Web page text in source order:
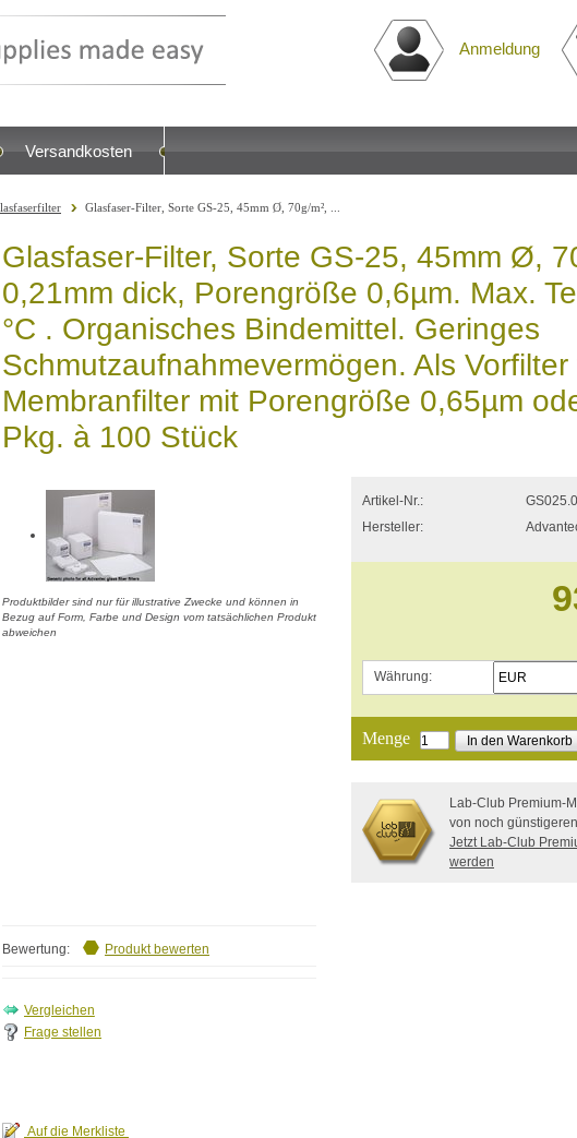
Anmeldung
Versandkosten
Glasfaser-Filter, Sorte GS-25, 45mm Ø, 70g/m², ...
Glasfaser-Filter, Sorte GS-25, 45mm Ø,
0,21mm dick, Porengröße 0,6µm. Max.
°C . Organisches Bindemittel. Geringes
Schmutzaufnahmevermögen. Als Vorfilter
Membranfilter mit Porengröße 0,65µm
Pkg. à 100 Stück
Produktbilder sind nur für illustrative Zwecke und können in
Bezug auf Form, Farbe und Design vom tatsächlichen Produkt
abweichen
Bewertung: Produkt bewerten
Frage stellen
Artikel-Nr.:
Hersteller:
Währung:
Menge In den Warenkorb
Lab-Club Premium-
von noch
Jetzt Lab-Club
werden